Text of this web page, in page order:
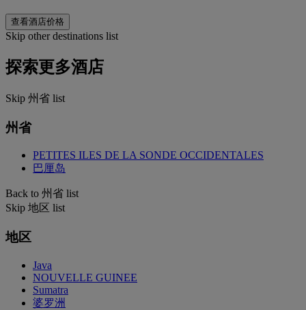
查看酒店价格
Skip other destinations list
探索更多酒店
Skip 州省 list
州省
PETITES ILES DE LA SONDE OCCIDENTALES
巴厘岛
Back to 州省 list
Skip 地区 list
地区
Java
NOUVELLE GUINEE
Sumatra
婆罗洲